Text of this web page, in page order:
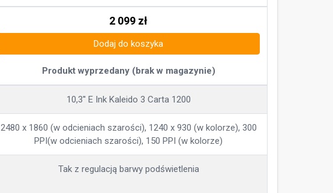
2 099 zł
Dodaj do koszyka
Produkt wyprzedany (brak w magazynie)
10,3'' E Ink Kaleido 3 Carta 1200
2480 x 1860 (w odcieniach szarości), 1240 x 930 (w kolorze), 300
PPI(w odcieniach szarości), 150 PPI (w kolorze)
Tak z regulacją barwy podświetlenia